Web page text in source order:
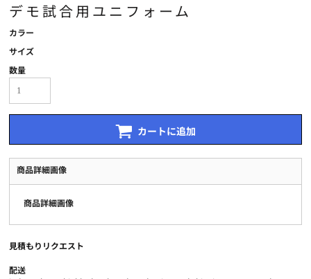
デモ試合用ユニフォーム
カラー
サイズ
数量
カートに追加
商品詳細画像
商品詳細画像
見積もりリクエスト
配送